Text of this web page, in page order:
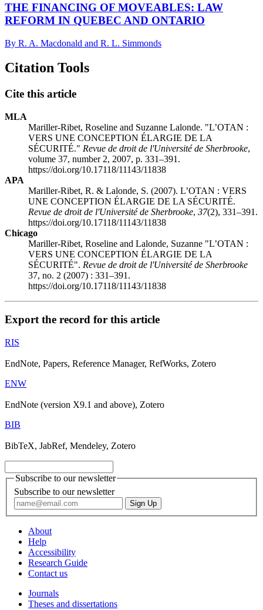
THE FINANCING OF MOVEABLES: LAW
REFORM IN QUEBEC AND ONTARIO
By R. A. Macdonald and R. L. Simmonds
Citation Tools
Cite this article
MLA
Mariller-Ribet, Roseline and Suzanne Lalonde. "L’OTAN :
VERS UNE CONCEPTION ÉLARGIE DE LA
SÉCURITÉ." Revue de droit de l'Université de Sherbrooke,
volume 37, number 2, 2007, p. 331–391.
https://doi.org/10.17118/11143/11838
APA
Mariller-Ribet, R. & Lalonde, S. (2007). L’OTAN : VERS
UNE CONCEPTION ÉLARGIE DE LA SÉCURITÉ.
Revue de droit de l'Université de Sherbrooke, 37(2), 331–391.
https://doi.org/10.17118/11143/11838
Chicago
Mariller-Ribet, Roseline and Lalonde, Suzanne "L’OTAN :
VERS UNE CONCEPTION ÉLARGIE DE LA
SÉCURITÉ". Revue de droit de l'Université de Sherbrooke
37, no. 2 (2007) : 331–391.
https://doi.org/10.17118/11143/11838
Export the record for this article
RIS
EndNote, Papers, Reference Manager, RefWorks, Zotero
ENW
EndNote (version X9.1 and above), Zotero
BIB
BibTeX, JabRef, Mendeley, Zotero
Subscribe to our newsletter
Subscribe to our newsletter
About
Help
Accessibility
Research Guide
Contact us
Journals
Theses and dissertations